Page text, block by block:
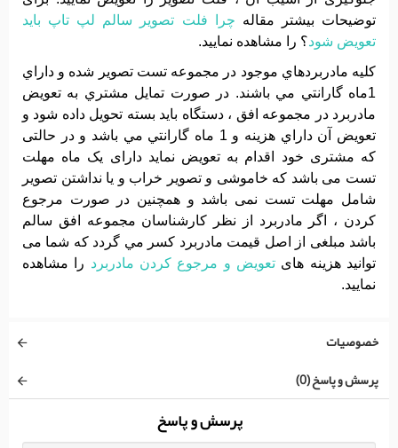
توضیحات بیشتر مقاله چرا فلت تصویر سالم لپ تاپ باید
تعویض شود؟ را مشاهده نمایید.
کليه مادربردهاي موجود در مجموعه تست تصوير شده و داراي
1ماه گارانتي مي باشند. در صورت تمايل مشتري به تعويض
مادربرد در مجموعه افق ، دستگاه بايد بسته تحويل داده شود و
تعويض آن داراي هزينه و 1 ماه گارانتي مي باشد و در حالتی
که مشتری خود اقدام به تعویض نماید دارای یک ماه مهلت
تست می باشد که خاموشی و تصویر خراب و یا نداشتن تصویر
شامل مهلت تست نمی باشد و همچنین در صورت مرجوع
کردن ، اگر مادربرد از نظر کارشناسان مجموعه افق سالم
باشد مبلغی از اصل قیمت مادربرد کسر مي گردد که شما می
توانید هزینه های تعویض و مرجوع کردن مادربرد را مشاهده
نمایید.
خصوصیات
پرسش و پاسخ (0)
پرسش و پاسخ